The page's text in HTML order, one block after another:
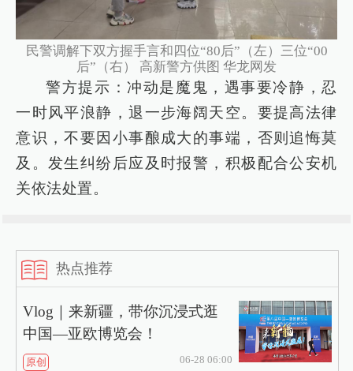
民警调解下双方握手言和四位“80后”（左）三位“00
后”（右） 高新警方供图 华龙网发
警方提示：冲动是魔鬼，遇事要冷静，忍
一时风平浪静，退一步海阔天空。要提高法律
意识，不要因小事酿成大的事端，否则追悔莫
及。发生纠纷后应及时报警，积极配合公安机
关依法处置。
热点推荐
Vlog｜来新疆，带你沉浸式逛
中国—亚欧博览会！
原创 06-28 06:00